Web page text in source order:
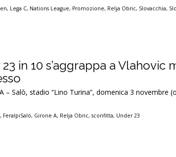
, Lega C, Nations League, Promozione, Relja Obric, Slovacchia,
23 in 10 s’aggrappa a Vlahovic
– Salò, stadio “Lino Turina”, domenica 3 novembre
, FeralpiSalò, Girone A, Relja Obric,sconfitta, Under 23